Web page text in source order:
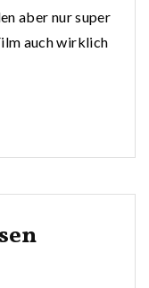
aber nur super
auch wirklich